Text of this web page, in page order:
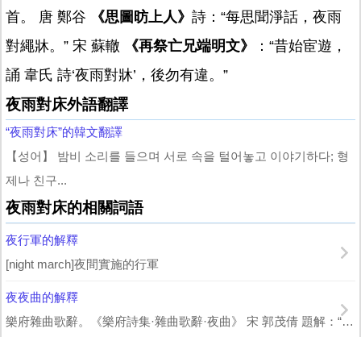
首。 唐 鄭谷
《思圖昉上人》 詩：“每思聞淨話，夜雨
對繩牀。” 宋 蘇轍
《再祭亡兄端明文》
：“昔始宦遊，
誦 韋氏 詩‘夜雨對牀’，後勿有違。”
夜雨對床外語翻譯
“夜雨對床”的韓文翻譯
【성어】 밤비 소리를 들으며 서로 속을 털어놓고 이야기하다; 형
제나 친구...
夜雨對床的相關詞語
夜行軍的解釋
[night march]夜間實施的行軍
夜夜曲的解釋
樂府雜曲歌辭。《樂府詩集·雜曲歌辭·夜曲》 宋 郭茂倩 題解：“《夜夜曲》...